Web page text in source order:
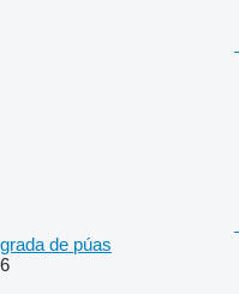
grada de púas
6